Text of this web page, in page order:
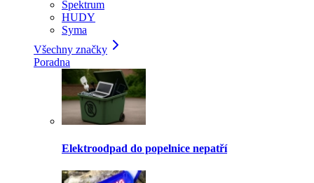
Spektrum
HUDY
Syma
Všechny značky
Poradna
Elektroodpad do popelnice nepatří